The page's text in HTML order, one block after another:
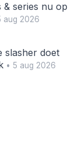
series nu op
aug 2026
slasher doet
• 5 aug 2026